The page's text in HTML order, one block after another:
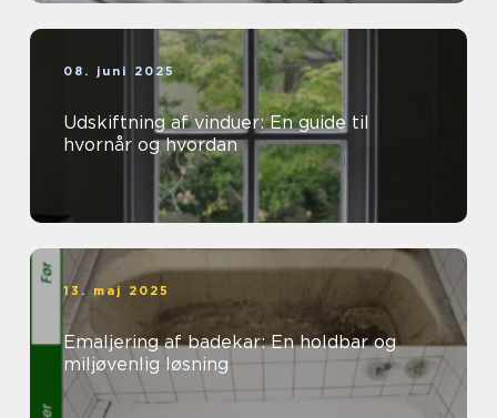
08. juni 2025
Udskiftning af vinduer: En guide til
hvornår og hvordan
13. maj 2025
Emaljering af badekar: En holdbar og
miljøvenlig løsning